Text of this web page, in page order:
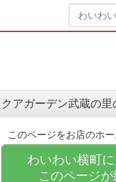
クアガーデン武蔵の里
このページをお店のホ
わいわい横町
このページ